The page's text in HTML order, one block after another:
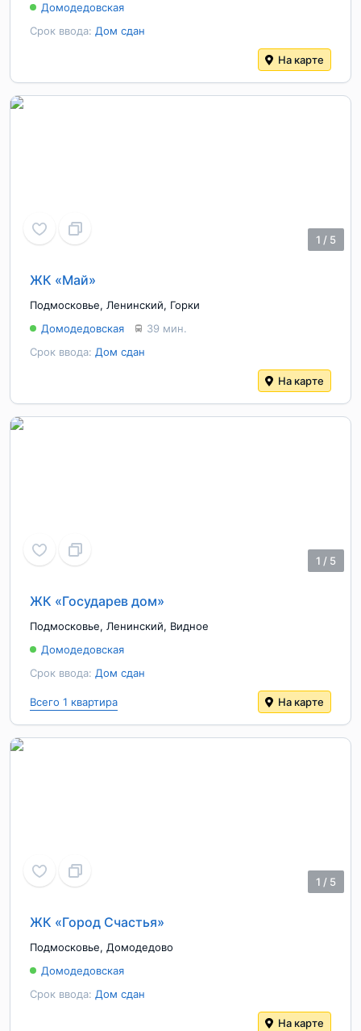
Срок ввода: Дом сдан
Домодедовская
На карте
1 / 5
ЖК «Май»
Подмосковье, Ленинский, Горки
Срок ввода: Дом сдан
Домодедовская 39 мин.
На карте
1 / 5
ЖК «Государев дом»
Подмосковье, Ленинский, Видное
Срок ввода: Дом сдан
Домодедовская
Всего 1 квартира На карте
1 / 5
ЖК «Город Счастья»
Подмосковье, Домодедово
Срок ввода: Дом сдан
Домодедовская
На карте